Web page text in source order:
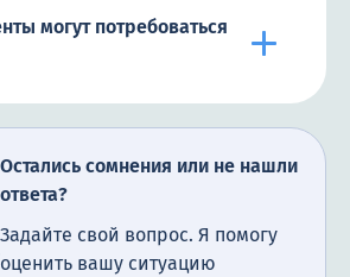
могут потребоваться
Остались сомнения или не нашли
ответа?
Задайте свой вопрос. Я помогу
оценить вашу ситуацию